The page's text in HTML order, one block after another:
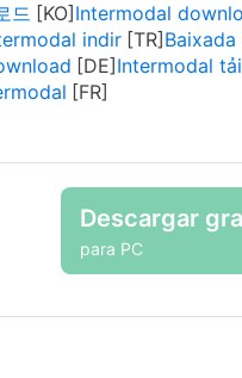
드
Intermodal
indir
Intermodal
Descargar
para PC